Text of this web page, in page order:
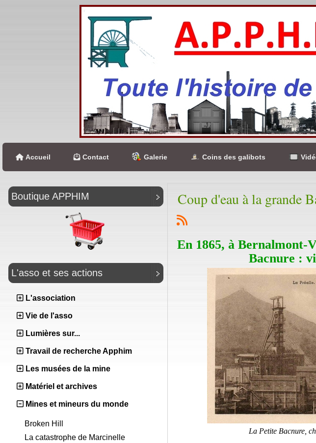
Accueil Contact Galerie Coins des galibots
Boutique APPHIM
L'asso et ses actions
L'association
Vie de l'asso
Lumières sur...
Travail de recherche Apphim
Les musées de la mine
Matériel et archives
Mines et mineurs du monde
Broken Hill
La catastrophe de Marcinelle
Coup d'eau à la grande
En 1865, à Bernalmont-
Bacnure :
La Petite Bacnure,